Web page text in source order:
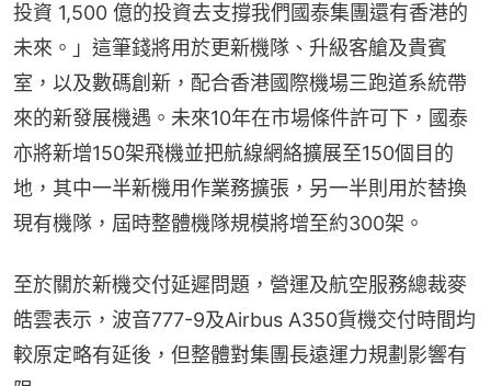
投資 1,500 億的投資去支撐我們國泰集團還有香港的
未來。」這筆錢將用於更新機隊、升級客艙及貴賓
室，以及數碼創新，配合香港國際機場三跑道系統帶
來的新發展機遇。未來10年在市場條件許可下，國泰
亦將新增150架飛機並把航線網絡擴展至150個目的
地，其中一半新機用作業務擴張，另一半則用於替換
現有機隊，屆時整體機隊規模將增至約300架。
至於關於新機交付延遲問題，營運及航空服務總裁麥
皓雲表示，波音777-9及Airbus A350貨機交付時間均
較原定略有延後，但整體對集團長遠運力規劃影響有